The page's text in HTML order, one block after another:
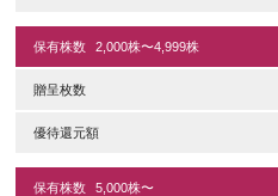
保有株数 2,000株〜4,999株
贈呈枚数
優待還元額
保有株数 5,000株〜